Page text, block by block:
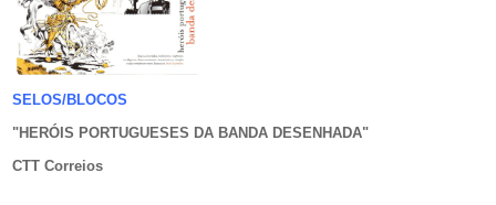
SELOS/BLOCOS
"HERÓIS PORTUGUESES DA BANDA DESENHADA"
CTT Correios